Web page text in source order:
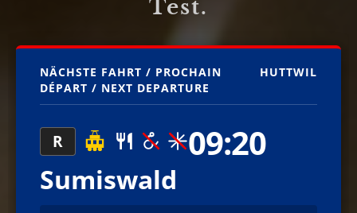
Test.
NÄCHSTE FAHRT / PROCHAIN
DÉPART / NEXT DEPARTURE
HUTTWIL
R 09:20
Sumiswald